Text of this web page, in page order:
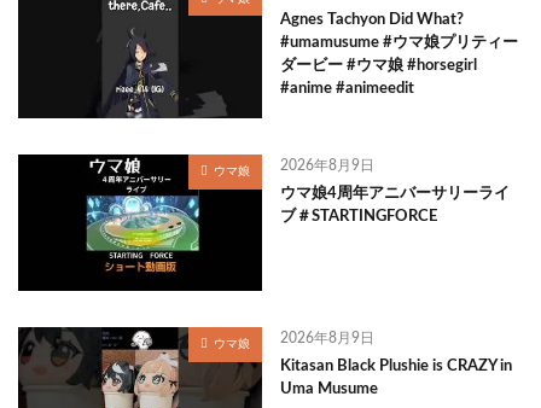
Agnes Tachyon Did What?
#umamusume #ウマ娘プリティー
ダービー #ウマ娘 #horsegirl
#anime #animeedit
ウマ娘 2026年8月9日
ウマ娘4周年アニバーサリーライ
ブ＃STARTINGFORCE
ウマ娘 2026年8月9日
Kitasan Black Plushie is CRAZY in
Uma Musume